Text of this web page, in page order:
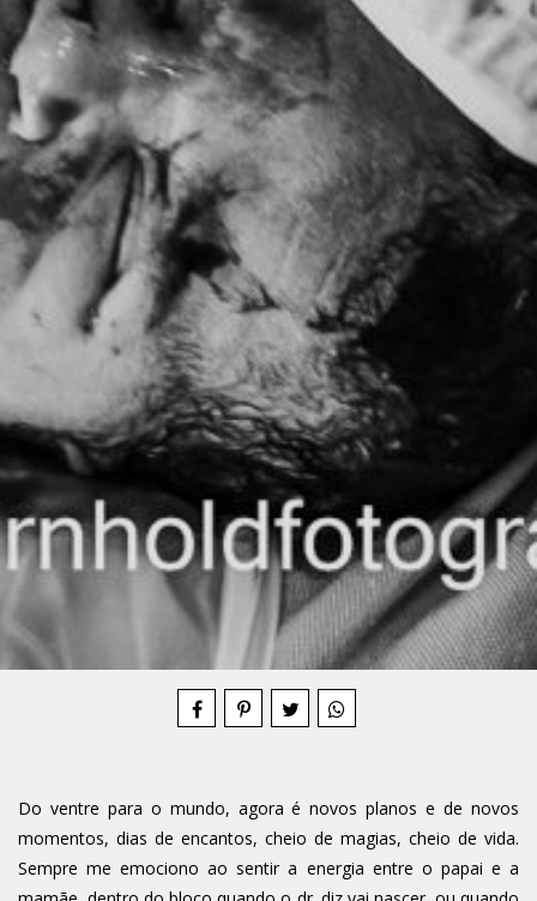
Compartilhe
Do ventre para o mundo, agora é novos planos e de novos
momentos, dias de encantos, cheio de magias, cheio de vida.
Sempre me emociono ao sentir a energia entre o papai e a